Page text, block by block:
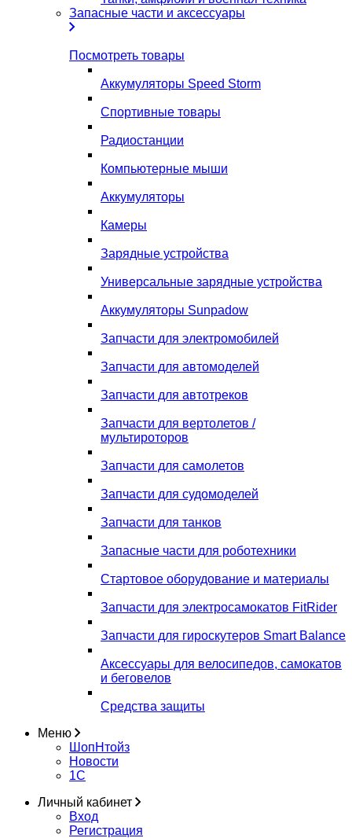
Запасные части и аксессуары
Посмотреть товары
Аккумуляторы Speed Storm
Спортивные товары
Радиостанции
Компьютерные мыши
Аккумуляторы
Камеры
Зарядные устройства
Универсальные зарядные устройства
Аккумуляторы Sunpadow
Запчасти для электромобилей
Запчасти для автомоделей
Запчасти для автотреков
Запчасти для вертолетов /
мультироторов
Запчасти для самолетов
Запчасти для судомоделей
Запчасти для танков
Запасные части для роботехники
Стартовое оборудование и материалы
Запчасти для электросамокатов FitRider
Запчасти для гироскутеров Smart Balance
Аксессуары для велосипедов, самокатов
и беговелов
Средства защиты
Меню
ШопНтойз
Новости
1C
Личный кабинет
Вход
Регистрация